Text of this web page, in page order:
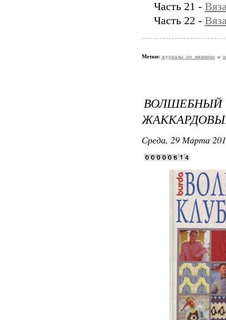
Часть 21 -
Часть 22 -
Метки: журналы_по_вязанию
Среда, 29 Марта